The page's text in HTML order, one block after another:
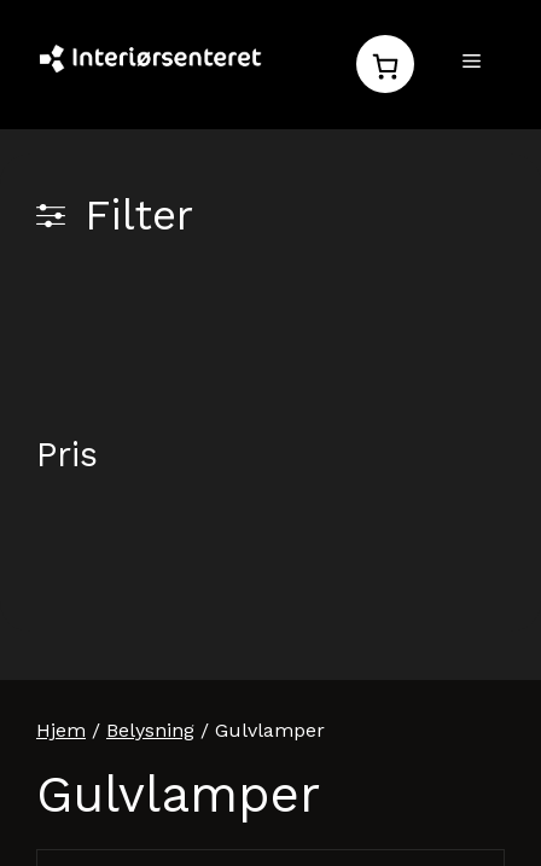
innhold
MENY
Hjem / Belysning / Gulvlamper
Gulvlamper
Filter
Pris